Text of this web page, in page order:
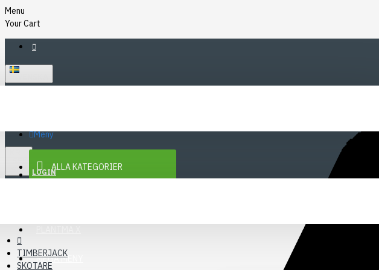
Menu
Your Cart
SEK
Meny
ALLA KATEGORIER
MEGA MENY
LOGIN
TIMBERJACK
SKOTARE